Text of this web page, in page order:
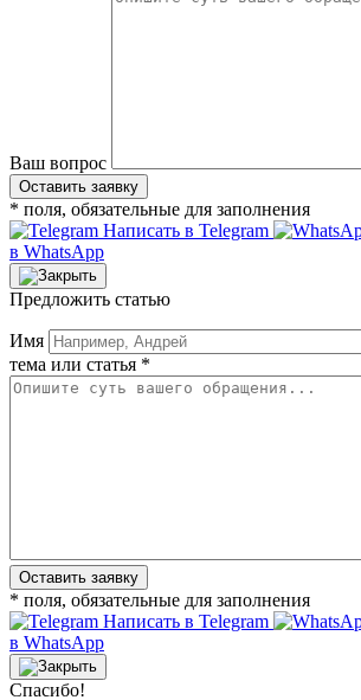
Ваш вопрос
* поля, обязательные для заполнения
Написать в Telegram
в WhatsApp
Предложить статью
Имя
тема или статья *
* поля, обязательные для заполнения
Написать в Telegram
в WhatsApp
Спасибо!